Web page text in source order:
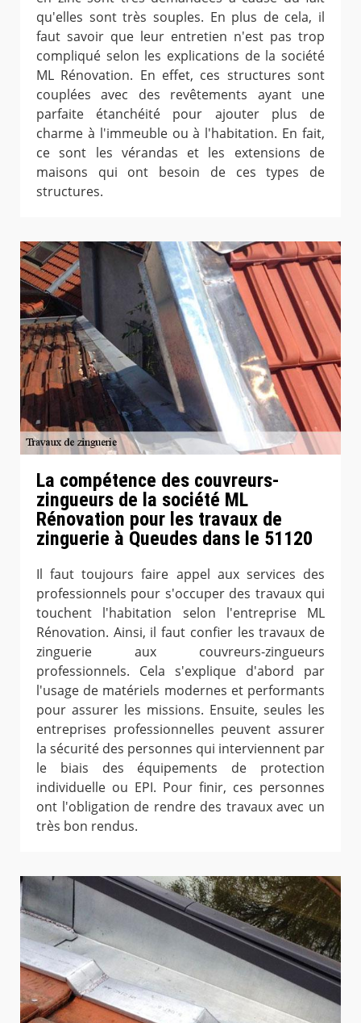
qu'elles sont très souples. En plus de cela, il
faut savoir que leur entretien n'est pas trop
compliqué selon les explications de la société
ML Rénovation. En effet, ces structures sont
couplées avec des revêtements ayant une
parfaite étanchéité pour ajouter plus de
charme à l'immeuble ou à l'habitation. En fait,
ce sont les vérandas et les extensions de
maisons qui ont besoin de ces types de
structures.
La compétence des couvreurs-
zingueurs de la société ML
Rénovation pour les travaux de
zinguerie à Queudes dans le 51120
Il faut toujours faire appel aux services des
professionnels pour s'occuper des travaux qui
touchent l'habitation selon l'entreprise ML
Rénovation. Ainsi, il faut confier les travaux de
zinguerie aux couvreurs-zingueurs
professionnels. Cela s'explique d'abord par
l'usage de matériels modernes et performants
pour assurer les missions. Ensuite, seules les
entreprises professionnelles peuvent assurer
la sécurité des personnes qui interviennent par
le biais des équipements de protection
individuelle ou EPI. Pour finir, ces personnes
ont l'obligation de rendre des travaux avec un
très bon rendus.